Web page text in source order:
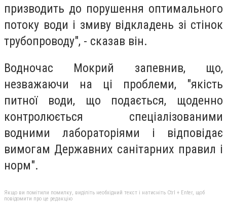
призводить до порушення оптимального
потоку води і змиву відкладень зі стінок
трубопроводу", - сказав він.
Водночас Мокрий запевнив, що,
незважаючи на ці проблеми, "якість
питної води, що подається, щоденно
контролюється спеціалізованими
водними лабораторіями і відповідає
вимогам Державних санітарних правил і
норм".
Якщо ви помітили помилку, виділіть необхідний текст і натисніть Ctrl + Enter, щоб
повідомити про це редакцію